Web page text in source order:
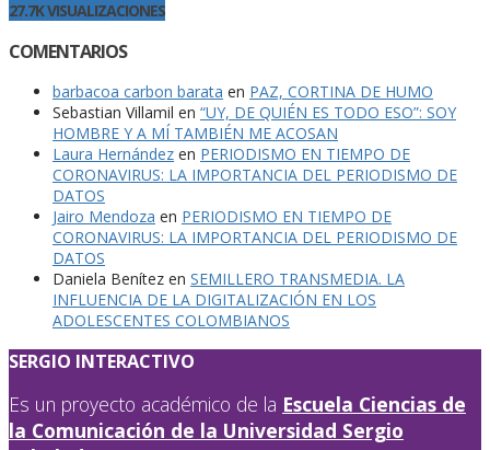
27.7K VISUALIZACIONES
COMENTARIOS
barbacoa carbon barata en PAZ, CORTINA DE HUMO
Sebastian Villamil en “UY, DE QUIÉN ES TODO ESO”: SOY
HOMBRE Y A MÍ TAMBIÉN ME ACOSAN
Laura Hernández en PERIODISMO EN TIEMPO DE
CORONAVIRUS: LA IMPORTANCIA DEL PERIODISMO DE
DATOS
Jairo Mendoza en PERIODISMO EN TIEMPO DE
CORONAVIRUS: LA IMPORTANCIA DEL PERIODISMO DE
DATOS
Daniela Benítez en SEMILLERO TRANSMEDIA. LA
INFLUENCIA DE LA DIGITALIZACIÓN EN LOS
ADOLESCENTES COLOMBIANOS
SERGIO INTERACTIVO
Es un proyecto académico de la Escuela Ciencias de
la Comunicación de la Universidad Sergio